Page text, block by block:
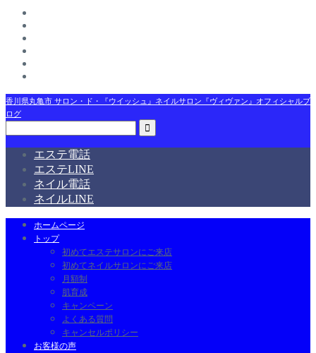
香川県丸亀市 サロン・ド・『ウイッシュ』ネイルサロン『ヴィヴァン』オフィシャルブ
ログ
エステ電話
エステLINE
ネイル電話
ネイルLINE
ホームページ
トップ
初めてエステサロンにご来店
初めてネイルサロンにご来店
月額制
肌育成
キャンペーン
よくある質問
キャンセルポリシー
お客様の声